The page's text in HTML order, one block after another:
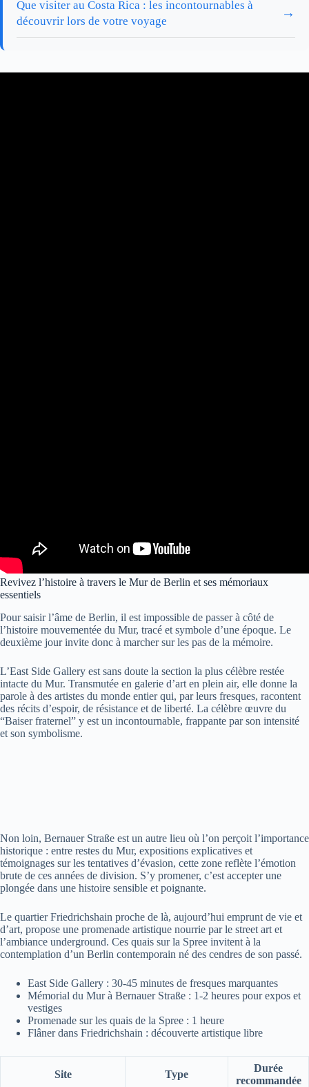
Que visiter au Costa Rica : les incontournables à
découvrir lors de votre voyage
→
Revivez l’histoire à travers le Mur de Berlin et ses mémoriaux
essentiels
Pour saisir l’âme de Berlin, il est impossible de passer à côté de
l’histoire mouvementée du Mur, tracé et symbole d’une époque. Le
deuxième jour invite donc à marcher sur les pas de la mémoire.
L’East Side Gallery est sans doute la section la plus célèbre restée
intacte du Mur. Transmutée en galerie d’art en plein air, elle donne la
parole à des artistes du monde entier qui, par leurs fresques, racontent
des récits d’espoir, de résistance et de liberté. La célèbre œuvre du
“Baiser fraternel” y est un incontournable, frappante par son intensité
et son symbolisme.
Non loin, Bernauer Straße est un autre lieu où l’on perçoit l’importance
historique : entre restes du Mur, expositions explicatives et
témoignages sur les tentatives d’évasion, cette zone reflète l’émotion
brute de ces années de division. S’y promener, c’est accepter une
plongée dans une histoire sensible et poignante.
Le quartier Friedrichshain proche de là, aujourd’hui emprunt de vie et
d’art, propose une promenade artistique nourrie par le street art et
l’ambiance underground. Ces quais sur la Spree invitent à la
contemplation d’un Berlin contemporain né des cendres de son passé.
East Side Gallery : 30-45 minutes de fresques marquantes
Mémorial du Mur à Bernauer Straße : 1-2 heures pour expos et
vestiges
Promenade sur les quais de la Spree : 1 heure
Flâner dans Friedrichshain : découverte artistique libre
Site Type
Durée
recommandée